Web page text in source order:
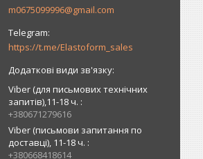
m0675099996@gmail.com
https://t.me/Elastoform_sales
Viber (для письмових технічних
запитів),11-18 ч.
+380671279616
Viber (письмови запитання по
доставці), 11-18 ч.
+380668418614